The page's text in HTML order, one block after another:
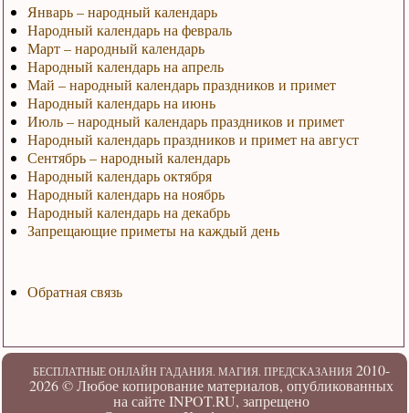
Январь – народный календарь
Народный календарь на февраль
Март – народный календарь
Народный календарь на апрель
Май – народный календарь праздников и примет
Народный календарь на июнь
Июль – народный календарь праздников и примет
Народный календарь праздников и примет на август
Сентябрь – народный календарь
Народный календарь октября
Народный календарь на ноябрь
Народный календарь на декабрь
Запрещающие приметы на каждый день
Обратная связь
БЕСПЛАТНЫЕ ОНЛАЙН ГАДАНИЯ. МАГИЯ. ПРЕДСКАЗАНИЯ2010-
2026 ©Любое копирование материалов, опубликованных
на сайте INPOT.RU, запрещено